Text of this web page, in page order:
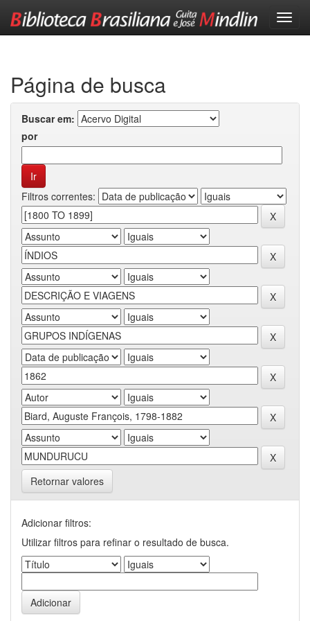
Página de busca
Buscar em:
por
Filtros correntes:
Retornar valores
Adicionar filtros:
Utilizar filtros para refinar o resultado de busca.